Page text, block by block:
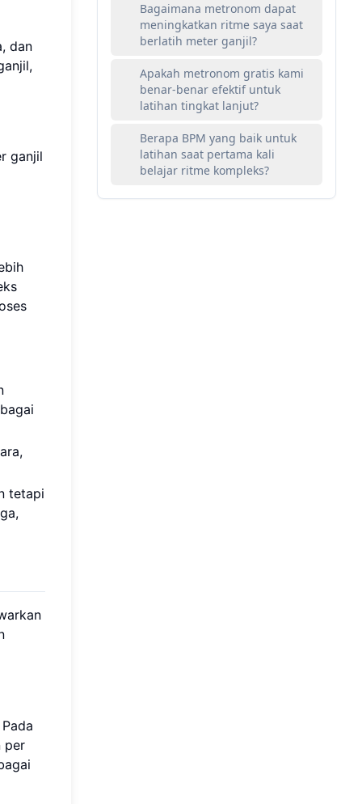
dan
ganjil
tetapi
per
Bagaimana metronom dapat
meningkatkan ritme saya saat
berlatih meter ganjil?
Apakah metronom gratis kami
benar-benar efektif untuk
latihan tingkat lanjut?
Berapa BPM yang baik untuk
latihan saat pertama kali
belajar ritme kompleks?